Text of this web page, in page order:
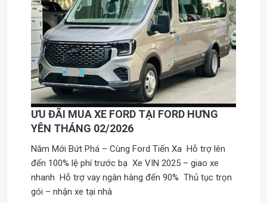
ƯU ĐÃI MUA XE FORD TẠI FORD HƯNG
YÊN THÁNG 02/2026
Năm Mới Bứt Phá – Cùng Ford Tiến Xa Hỗ trợ lên
đến 100% lệ phí trước bạ Xe VIN 2025 – giao xe
nhanh Hỗ trợ vay ngân hàng đến 90% Thủ tục trọn
gói – nhận xe tại nhà